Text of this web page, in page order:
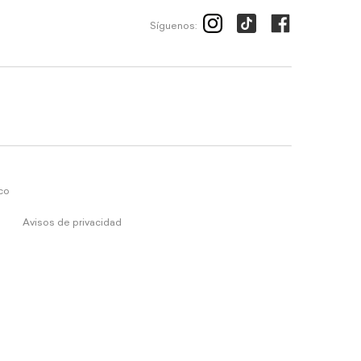
Síguenos:
Avisos de privacidad